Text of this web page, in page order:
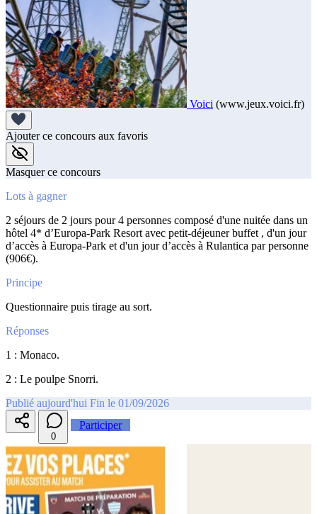
Voici (www.jeux.voici.fr)
Ajouter ce concours aux favoris
Masquer ce concours
Lots à gagner
2 séjours de 2 jours pour 4 personnes composé d'une nuitée dans un
hôtel 4* d’Europa-Park Resort avec petit-déjeuner buffet , d'un jour
d’accès à Europa-Park et d'un jour d’accès à Rulantica par personne
(906€).
Principe
Questionnaire puis tirage au sort.
Réponses
1 : Monaco.
2 : Le poulpe Snorri.
Publié aujourd'hui Fin le 01/09/2026
0
Participer